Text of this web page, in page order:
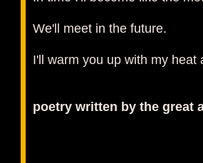
We'll meet in the future.
I'll warm you up with my heat
poetry written by the great